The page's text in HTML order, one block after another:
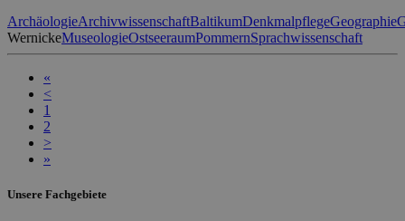
ArchäologieArchivwissenschaftBaltikumDenkmalpflegeGeographie
WernickeMuseologieOstseeraumPommernSprachwissenschaft
«
<
1
2
>
»
Unsere Fachgebiete